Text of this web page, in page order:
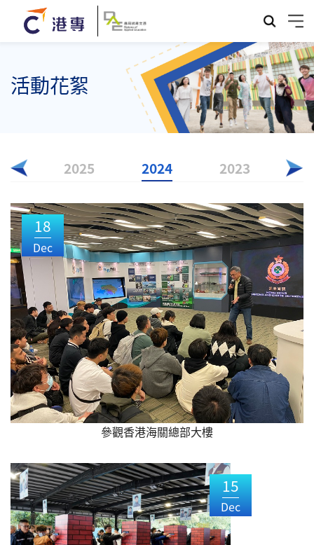
活動花絮
2025 2024 2023
18
Dec
參觀香港海關總部大樓
15
Dec